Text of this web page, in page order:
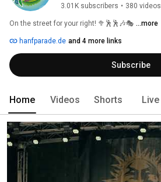
3.01K subscribers • 380 videos
On the street for your right! 🥦🕺🕺🎶🎭 ...more
hanfparade.de and 4 more links
Subscribe
Home Videos Shorts Live